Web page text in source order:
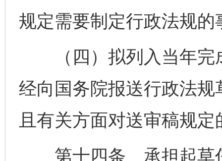
规定需要制定行政法规的
（四）拟列入当年完
经向国务院报送行政法
且有关方面对送审稿规
第十四条 承担起草任